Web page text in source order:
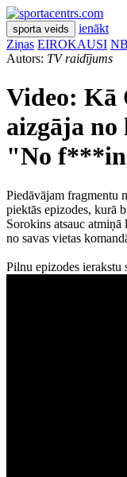
sporta veids
ienākt
Ziņas EIROKAUSI
Autors: TV raidījums
Video: Kā
aizgāja no
"No
Piedāvājam fragmentu
piektās epizodes, kurā
Sorokins atsauc
no savas vietas
Pilnu epizodes ierakstu